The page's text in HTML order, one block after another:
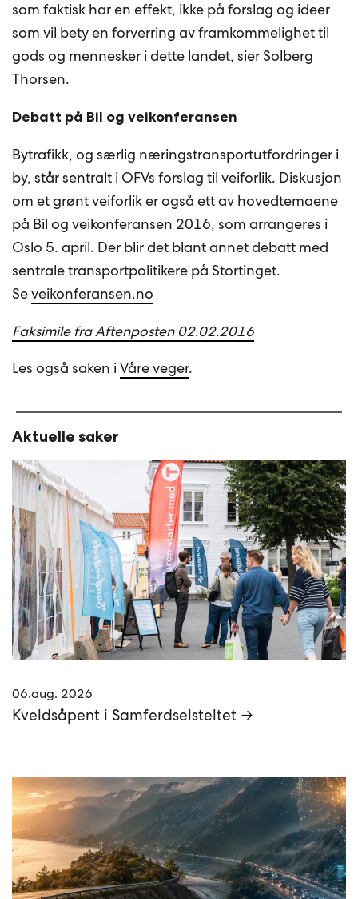
som faktisk har en effekt, ikke på forslag og ideer
som vil bety en forverring av framkommelighet til
gods og mennesker i dette landet, sier Solberg
Thorsen.
Debatt på Bil og veikonferansen
Bytrafikk, og særlig næringstransportutfordringer i
by, står sentralt i OFVs forslag til veiforlik. Diskusjon
om et grønt veiforlik er også ett av hovedtemaene
på Bil og veikonferansen 2016, som arrangeres i
Oslo 5. april. Der blir det blant annet debatt med
sentrale transportpolitikere på Stortinget.
Seveikonferansen.no
Faksimile fra Aftenposten 02.02.2016
Les også saken iVåre veger.
Aktuelle saker
06.aug. 2026
Kveldsåpent i Samferdselsteltet →